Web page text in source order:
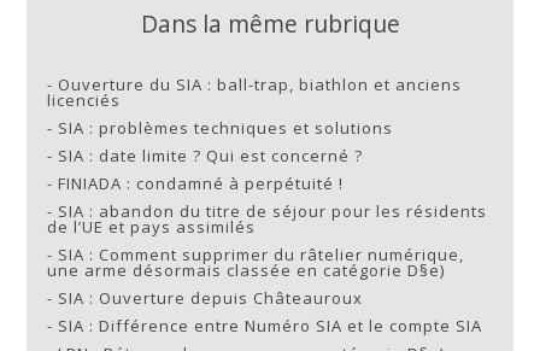
Dans la même rubrique
- Ouverture du SIA : ball-trap, biathlon et anciens
licenciés
- SIA : problèmes techniques et solutions
- SIA : date limite ? Qui est concerné ?
-FINIADA : condamné à perpétuité !
- SIA : abandon du titre de séjour pour les résidents
de l’UE et pays assimilés
- SIA : Comment supprimer du râtelier numérique,
une arme désormais classée en catégorie D§e)
- SIA : Ouverture depuis Châteauroux
- SIA : Différence entre Numéro SIA et le compte SIA